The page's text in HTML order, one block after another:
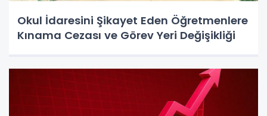
Okul İdaresini Şikayet Eden Öğretmenlere
Kınama Cezası ve Görev Yeri Değişikliği